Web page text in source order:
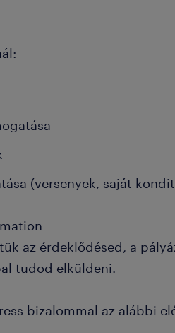
(versenyek, saját
az érdeklődésed, a
tudod elküldeni.
bizalommal az alábbi